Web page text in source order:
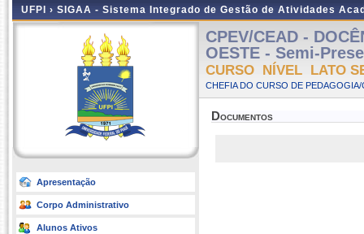
UFPI › SIGAA - Sistema Integrado de Gestão de Atividades
Apresentação
Corpo Administrativo
Alunos Ativos
CPEV/CEAD -
OESTE - Semi-
CURSO NÍVEL LATO
CHEFIA DO CURSO DE
Documentos